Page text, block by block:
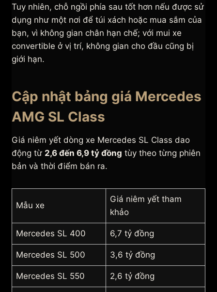
Tuy nhiên, chỗ ngồi phía sau tốt hơn nếu được sử
dụng như một nơi để túi xách hoặc mua sắm của
bạn, vì không gian chân hạn chế; với mui xe
convertible ở vị trí, không gian cho đầu cũng bị
giới hạn.
Cập nhật bảng giá Mercedes
AMG SL Class
Giá niêm yết dòng xe Mercedes SL Class dao
động từ 2,6 đến 6,9 tỷ đồng tùy theo từng phiên
bản và thời điểm bán ra.
Mẫu xe
Giá niêm yết tham
khảo
Mercedes SL 400 6,7 tỷ đồng
Mercedes SL 500 3,6 tỷ đồng
Mercedes SL 550 2,6 tỷ đồng